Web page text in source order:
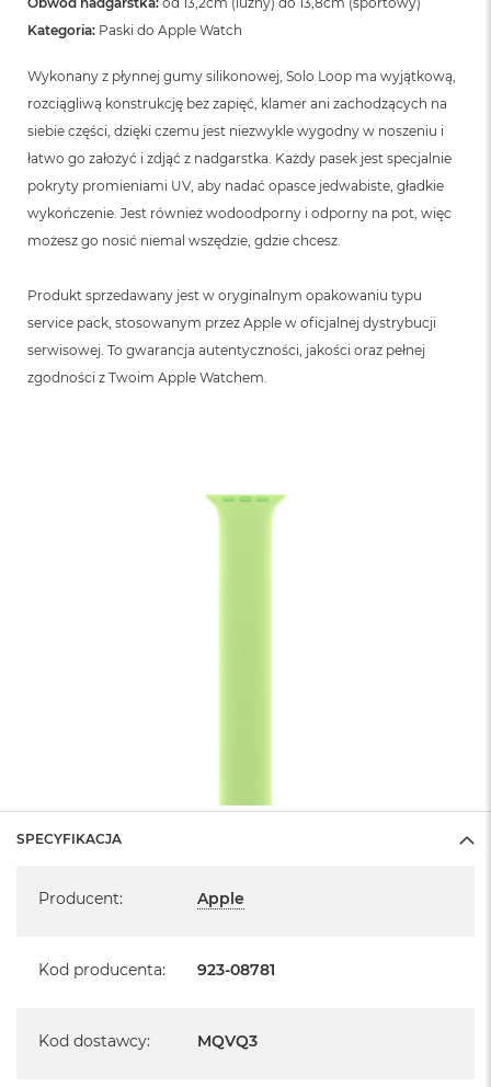
Kategoria: Paski do Apple Watch
Wykonany z płynnej gumy silikonowej, Solo Loop ma wyjątkową,
rozciągliwą konstrukcję bez zapięć, klamer ani zachodzących na
siebie części, dzięki czemu jest niezwykle wygodny w noszeniu i
łatwo go założyć i zdjąć z nadgarstka. Każdy pasek jest specjalnie
pokryty promieniami UV, aby nadać opasce jedwabiste, gładkie
wykończenie. Jest również wodoodporny i odporny na pot, więc
możesz go nosić niemal wszędzie, gdzie chcesz.
Produkt sprzedawany jest w oryginalnym opakowaniu typu
service pack, stosowanym przez Apple w oficjalnej dystrybucji
serwisowej. To gwarancja autentyczności, jakości oraz pełnej
zgodności z Twoim Apple Watchem.
SPECYFIKACJA
Producent: Apple
Kod producenta: 923-08781
Kod dostawcy: MQVQ3